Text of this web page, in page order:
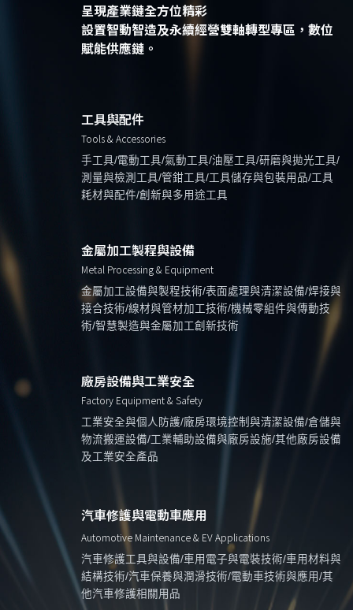
呈現產業鏈全方位精彩
設置智動智造及永續經營雙軸轉型專區，數位
賦能供應鏈。
工具與配件
Tools & Accessories
手工具/電動工具/氣動工具/油壓工具/研磨與拋光工具/
測量與檢測工具/管鉗工具/工具儲存與包裝用品/工具
耗材與配件/創新與多用途工具
金屬加工製程與設備
Metal Processing & Equipment
金屬加工設備與製程技術/表面處理與清潔設備/焊接與
接合技術/線材與管材加工技術/機械零組件與傳動技
術/智慧製造與金屬加工創新技術
廠房設備與工業安全
Factory Equipment & Safety
工業安全與個人防護/廠房環境控制與清潔設備/倉儲與
物流搬運設備/工業輔助設備與廠房設施/其他廠房設備
及工業安全產品
汽車修護與電動車應用
Automotive Maintenance & EV Applications
汽車修護工具與設備/車用電子與電裝技術/車用材料與
結構技術/汽車保養與潤滑技術/電動車技術與應用/其
他汽車修護相關用品